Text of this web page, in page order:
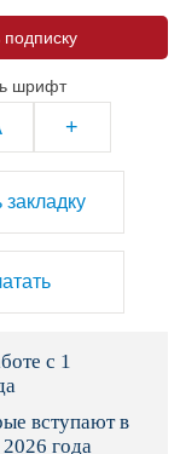
шрифт
+
с 1
вступают в
года